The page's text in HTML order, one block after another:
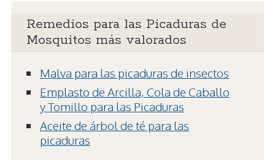
Remedios para las Picaduras de
Mosquitos más valorados
Malva para las picaduras de insectos
Emplasto de Arcilla, Cola de Caballo
y Tomillo para las Picaduras
Aceite de árbol de té para las
picaduras